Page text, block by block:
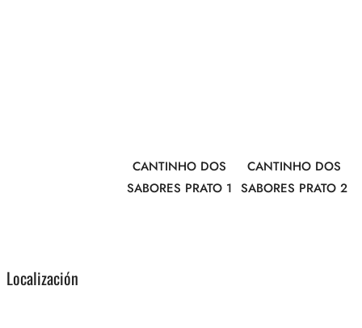
CANTINHO DOS
SABORES PRATO 1
CANTINHO DOS
SABORES PRATO 2
Localización